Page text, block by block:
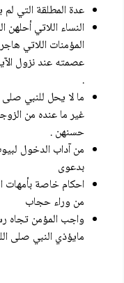
عدة المطلقة التي لم
النساء اللاتي أحلهن
المؤمنات اللاتي
عصمته عند نزول
.
ما لا يحل للنبي
غير ما عنده من
حسنهن .
من آداب الدخول
بدعوى
احكام خاصة بأمهات
من وراء حجاب
واجب المؤمن تجاه
مايؤذي النبي صلى